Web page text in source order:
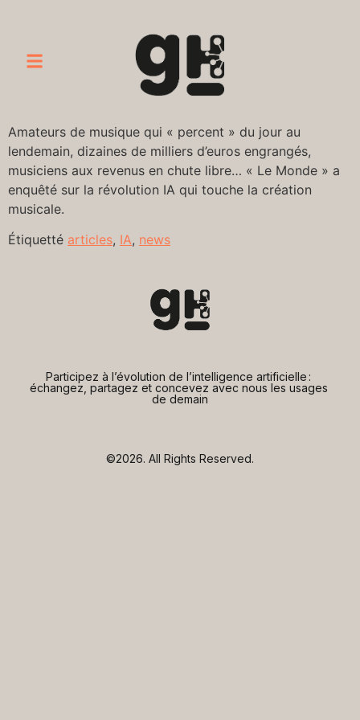
Amateurs de musique qui « percent » du jour au
lendemain, dizaines de milliers d’euros engrangés,
musiciens aux revenus en chute libre… « Le Monde » a
enquêté sur la révolution IA qui touche la création
musicale.
Étiquetté articles, IA, news
Participez à l’évolution de l’intelligence artificielle :
échangez, partagez et concevez avec nous les usages
de demain
©2026. All Rights Reserved.